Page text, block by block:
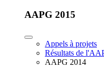
AAPG 2015
Appels à projets
Résultats de
AAPG 2014